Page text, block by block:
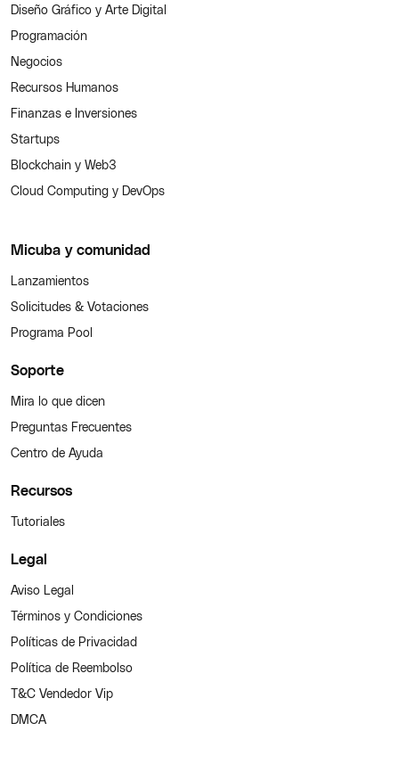
Diseño Gráfico y Arte Digital
Programación
Negocios
Recursos Humanos
Finanzas e Inversiones
Startups
Blockchain y Web3
Cloud Computing y DevOps
Micuba y comunidad
Lanzamientos
Solicitudes & Votaciones
Programa Pool
Soporte
Mira lo que dicen
Preguntas Frecuentes
Centro de Ayuda
Recursos
Tutoriales
Legal
Aviso Legal
Términos y Condiciones
Políticas de Privacidad
Política de Reembolso
T&C Vendedor Vip
DMCA